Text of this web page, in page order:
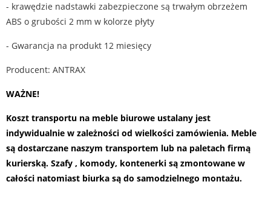
- krawędzie nadstawki zabezpieczone są trwałym obrzeżem
ABS o grubości 2 mm w kolorze płyty
- Gwarancja na produkt 12 miesięcy
Producent: ANTRAX
WAŻNE!
Koszt transportu na meble biurowe ustalany jest
indywidualnie w zależności od wielkości zamówienia. Meble
są dostarczane naszym transportem lub na paletach firmą
kurierską. Szafy , komody, kontenerki są zmontowane w
całości natomiast biurka są do samodzielnego montażu.